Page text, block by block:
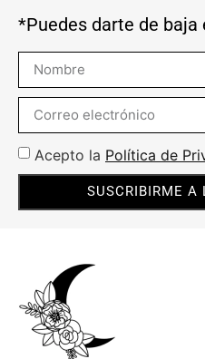
*Puedes darte de
Acepto la Política de
SUSCRIBIRME A